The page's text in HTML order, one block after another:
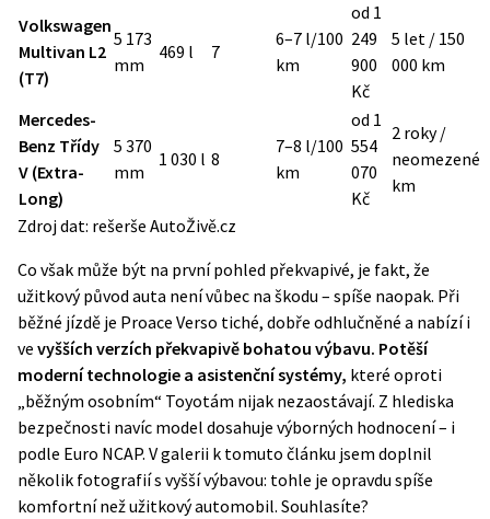
Volkswagen
Multivan L2
(T7)
5 173
mm
469 l 7
6–7 l/100
km
od 1
249
900
Kč
5 let / 150
000 km
Mercedes-
Benz Třídy
V (Extra-
Long)
5 370
mm
1 030 l 8
7–8 l/100
km
od 1
554
070
Kč
2 roky /
neomezené
km
Zdroj dat: rešerše AutoŽivě.cz
Co však může být na první pohled překvapivé, je fakt, že
užitkový původ auta není vůbec na škodu – spíše naopak. Při
běžné jízdě je Proace Verso tiché, dobře odhlučněné a nabízí i
ve vyšších verzích překvapivě bohatou výbavu. Potěší
moderní technologie a asistenční systémy, které oproti
„běžným osobním“ Toyotám nijak nezaostávají. Z hlediska
bezpečnosti navíc model dosahuje výborných hodnocení – i
podle Euro NCAP. V galerii k tomuto článku jsem doplnil
několik fotografií s vyšší výbavou: tohle je opravdu spíše
komfortní než užitkový automobil. Souhlasíte?